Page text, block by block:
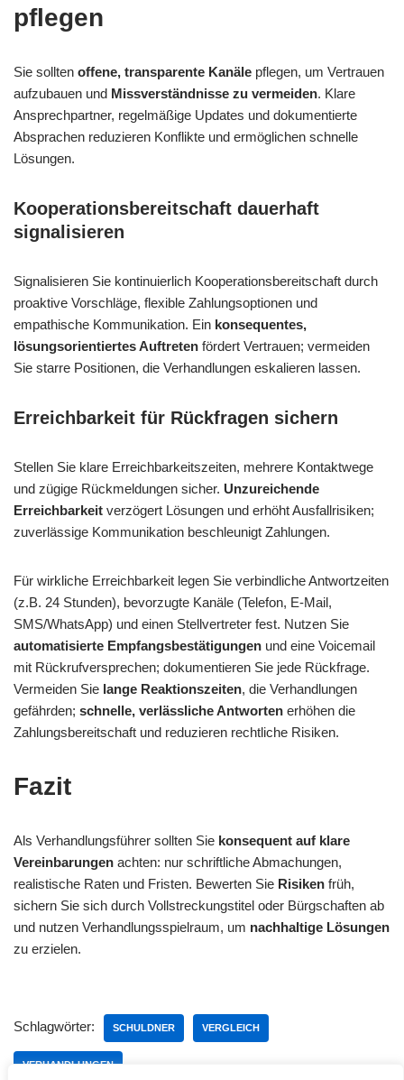
pflegen
Sie sollten offene, transparente Kanäle pflegen, um Vertrauen
aufzubauen und Missverständnisse zu vermeiden. Klare
Ansprechpartner, regelmäßige Updates und dokumentierte
Absprachen reduzieren Konflikte und ermöglichen schnelle
Lösungen.
Kooperationsbereitschaft dauerhaft
signalisieren
Signalisieren Sie kontinuierlich Kooperationsbereitschaft durch
proaktive Vorschläge, flexible Zahlungsoptionen und
empathische Kommunikation. Ein konsequentes,
lösungsorientiertes Auftreten fördert Vertrauen; vermeiden
Sie starre Positionen, die Verhandlungen eskalieren lassen.
Erreichbarkeit für Rückfragen sichern
Stellen Sie klare Erreichbarkeitszeiten, mehrere Kontaktwege
und zügige Rückmeldungen sicher. Unzureichende
Erreichbarkeit verzögert Lösungen und erhöht Ausfallrisiken;
zuverlässige Kommunikation beschleunigt Zahlungen.
Für wirkliche Erreichbarkeit legen Sie verbindliche Antwortzeiten
(z.B. 24 Stunden), bevorzugte Kanäle (Telefon, E‑Mail,
SMS/WhatsApp) und einen Stellvertreter fest. Nutzen Sie
automatisierte Empfangsbestätigungen und eine Voicemail
mit Rückrufversprechen; dokumentieren Sie jede Rückfrage.
Vermeiden Sie lange Reaktionszeiten, die Verhandlungen
gefährden; schnelle, verlässliche Antworten erhöhen die
Zahlungsbereitschaft und reduzieren rechtliche Risiken.
Fazit
Als Verhandlungsführer sollten Sie konsequent auf klare
Vereinbarungen achten: nur schriftliche Abmachungen,
realistische Raten und Fristen. Bewerten Sie Risiken früh,
sichern Sie sich durch Vollstreckungstitel oder Bürgschaften ab
und nutzen Verhandlungsspielraum, um nachhaltige Lösungen
zu erzielen.
Schlagwörter: SCHULDNER VERGLEICH
VERHANDLUNGEN